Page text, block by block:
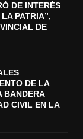
DE INTERÉS
PATRIA”,
DE
DE LA
BANDERA
CIVIL EN LA